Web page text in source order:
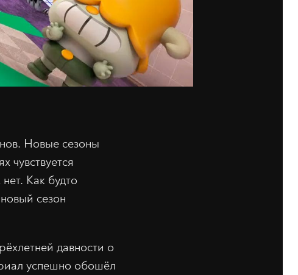
Новые сезоны
чувствуется
Как будто
сезон
давности о
успешно обошёл